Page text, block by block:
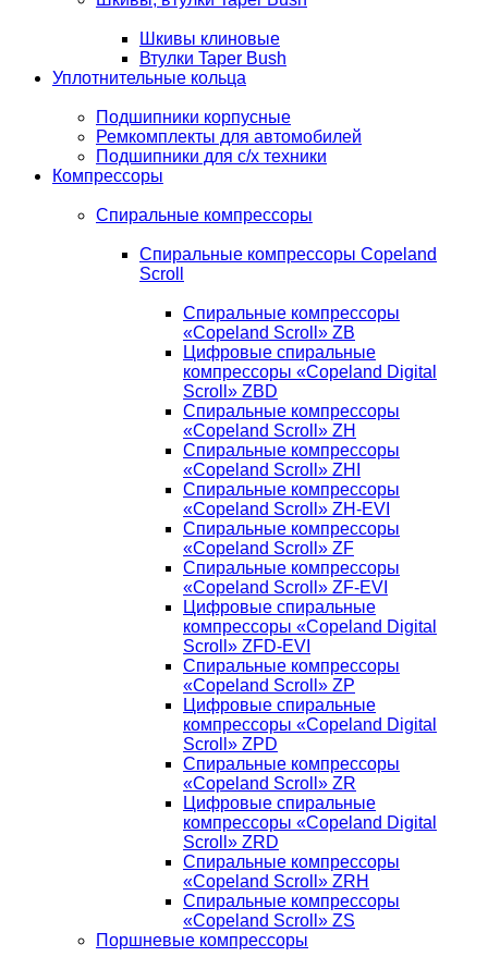
Шкивы клиновые
Втулки Taper Bush
Уплотнительные кольца
Подшипники корпусные
Ремкомплекты для автомобилей
Подшипники для с/х техники
Компрессоры
Спиральные компрессоры
Спиральные компрессоры Copeland
Scroll
Спиральные компрессоры
«Copeland Scroll» ZB
Цифровые спиральные
компрессоры «Copeland Digital
Scroll» ZBD
Спиральные компрессоры
«Copeland Scroll» ZH
Спиральные компрессоры
«Copeland Scroll» ZHI
Спиральные компрессоры
«Copeland Scroll» ZH-EVI
Спиральные компрессоры
«Copeland Scroll» ZF
Спиральные компрессоры
«Copeland Scroll» ZF-EVI
Цифровые спиральные
компрессоры «Copeland Digital
Scroll» ZFD-EVI
Спиральные компрессоры
«Copeland Scroll» ZP
Цифровые спиральные
компрессоры «Copeland Digital
Scroll» ZPD
Спиральные компрессоры
«Copeland Scroll» ZR
Цифровые спиральные
компрессоры «Copeland Digital
Scroll» ZRD
Спиральные компрессоры
«Copeland Scroll» ZRH
Спиральные компрессоры
«Copeland Scroll» ZS
Поршневые компрессоры